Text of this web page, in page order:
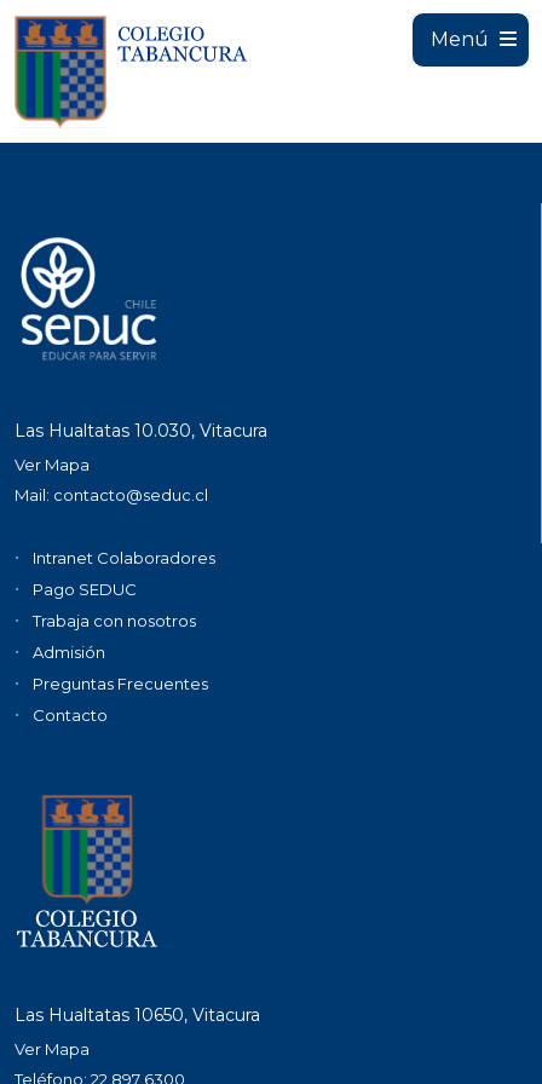
Menú
Las Hualtatas 10.030, Vitacura
Ver Mapa
Mail: contacto@seduc.cl
Intranet Colaboradores
Pago SEDUC
Trabaja con nosotros
Admisión
Preguntas Frecuentes
Contacto
Las Hualtatas 10650, Vitacura
Ver Mapa
Teléfono: 22 897 6300